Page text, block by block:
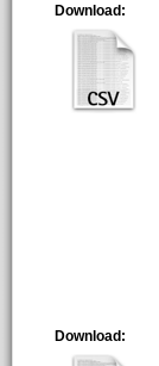
Download:
Download: